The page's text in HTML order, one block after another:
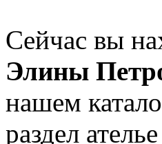
Сейчас вы
Элины
нашем
раздел